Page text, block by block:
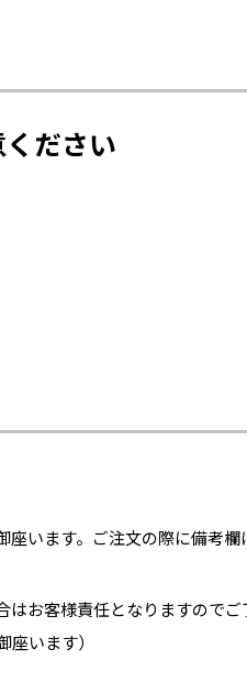
ださい
座います。ご注文の際に備考
はお客様責任となりますので
います）